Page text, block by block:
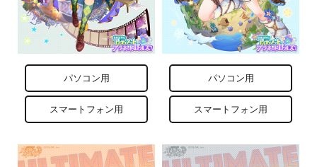
パソコン用
スマートフォン用
パソコン用
スマートフォン用